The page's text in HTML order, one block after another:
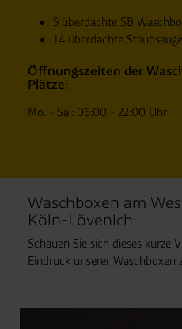
5 überdachte SB
14 überdachte
Öffnungszeiten der
Plätze:
Mo. - Sa.: 06:00 - 22:00 Uhr
Waschboxen am
Köln-Lövenich:
Schauen Sie sich dieses kurze
Eindruck unserer Waschboxen